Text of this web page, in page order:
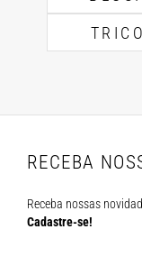
RECEBA
Receba nossas
Cadastre-se!